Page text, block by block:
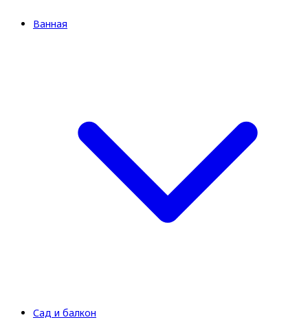
Ванная
Сад и балкон